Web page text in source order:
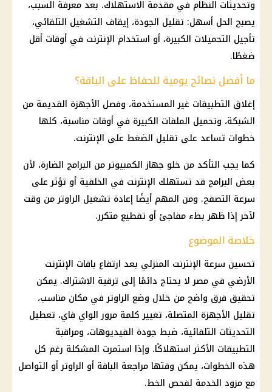
وتحديثات النظام في مقدمة الاستهلاك. بعد معرفة السبب،
يصبح الحل أسهل: تقليل الجودة، إيقاف التشغيل التلقائي،
تأجيل التحميلات الكبيرة، أو استخدام الإنترنت في أوقات أقل
ضغطًا.
ما أفضل نصائح يومية للحفاظ على الباقة؟
إغلاق التطبيقات غير المستخدمة، وفصل الأجهزة القديمة من
الشبكة، وتحميل الملفات الكبيرة في أوقات مناسبة، كلها
خطوات تساعد على تقليل الضغط على الإنترنت.
كما يجب التأكد من خلو جهاز الكمبيوتر من البرامج الضارة، لأن
بعض البرامج قد تستهلك الإنترنت في الخلفية أو تؤثر على
سرعة التصفح. ومن المهم أيضًا إعادة تشغيل الراوتر من وقت
لآخر إذا ظهر بطء مفاجئ أو تقطيع متكرر.
خلاصة الموضوع
تحسين سرعة الإنترنت المنزلي بعد ارتفاع باقات الإنترنت
الأرضي في مصر لا يحتاج دائمًا إلى ترقية الاشتراك. يمكن
تحقيق فرق واضح من خلال وضع الراوتر في مكان مناسب،
تقليل الأجهزة المتصلة، تغيير كلمة مرور الواي فاي، تعطيل
التحديثات التلقائية، ضبط جودة الفيديوهات، ومراقبة
التطبيقات الأكثر استهلاكًا. وإذا استمرت المشكلة رغم كل
هذه الخطوات، يمكن وقتها مراجعة الباقة أو الراوتر أو التواصل
مع مزود الخدمة لفحص الخط.